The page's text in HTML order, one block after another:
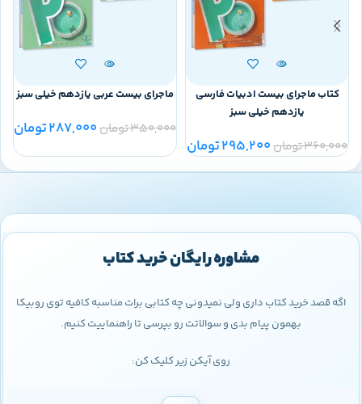
کتاب ماجرای بیست ادبیات فارسی
یازدهم خیلی سبز
360,000تومان295,200تومان
ماجرای بیست عربی یازدهم خیلی سبز
350,000تومان287,000تومان
مشاوره رایگان خرید کتاب
اگه قصد خرید کتاب داری ولی نمیدونی چه کتابی برات مناسبه کافیه توی روبیکا
بهمون پیام بدی و سوالاتت رو بپرسی تا راهنماییت کنیم.
روی آیکن زیر کلیک کن: